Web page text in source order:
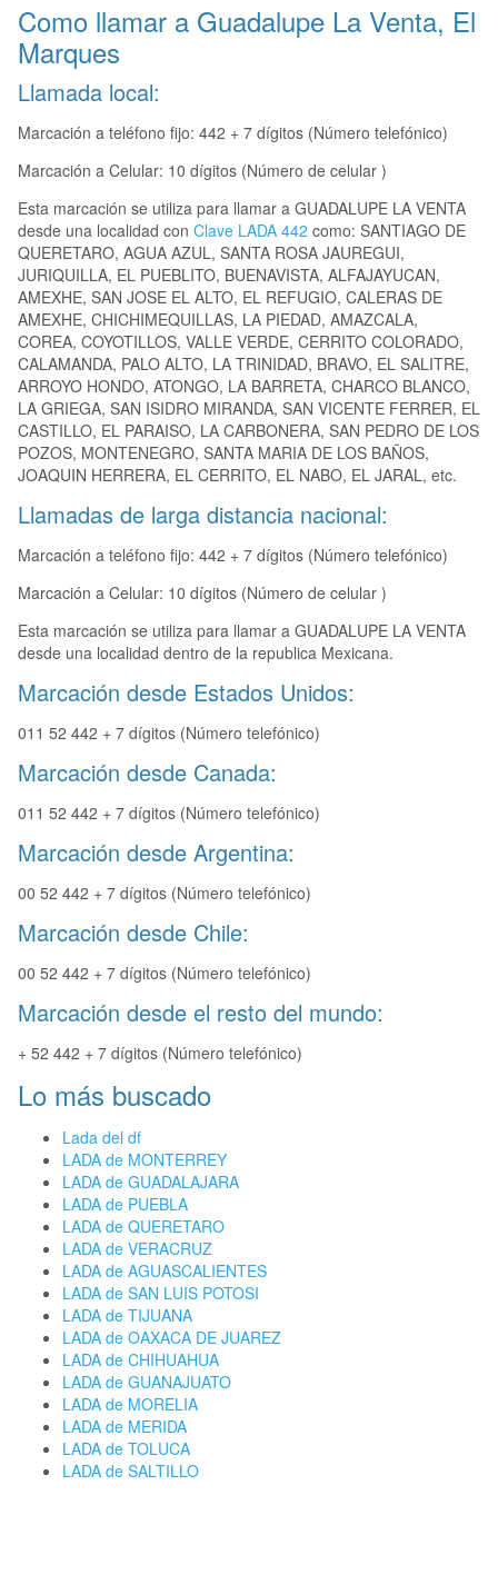
Como llamar a Guadalupe La Venta, El
Marques
Llamada local:
Marcación a teléfono fijo: 442 + 7 dígitos (Número telefónico)
Marcación a Celular: 10 dígitos (Número de celular )
Esta marcación se utiliza para llamar a GUADALUPE LA VENTA
desde una localidad con Clave LADA 442 como: SANTIAGO DE
QUERETARO, AGUA AZUL, SANTA ROSA JAUREGUI,
JURIQUILLA, EL PUEBLITO, BUENAVISTA, ALFAJAYUCAN,
AMEXHE, SAN JOSE EL ALTO, EL REFUGIO, CALERAS DE
AMEXHE, CHICHIMEQUILLAS, LA PIEDAD, AMAZCALA,
COREA, COYOTILLOS, VALLE VERDE, CERRITO COLORADO,
CALAMANDA, PALO ALTO, LA TRINIDAD, BRAVO, EL SALITRE,
ARROYO HONDO, ATONGO, LA BARRETA, CHARCO BLANCO,
LA GRIEGA, SAN ISIDRO MIRANDA, SAN VICENTE FERRER, EL
CASTILLO, EL PARAISO, LA CARBONERA, SAN PEDRO DE LOS
POZOS, MONTENEGRO, SANTA MARIA DE LOS BAÑOS,
JOAQUIN HERRERA, EL CERRITO, EL NABO, EL JARAL, etc.
Llamadas de larga distancia nacional:
Marcación a teléfono fijo: 442 + 7 dígitos (Número telefónico)
Marcación a Celular: 10 dígitos (Número de celular )
Esta marcación se utiliza para llamar a GUADALUPE LA VENTA
desde una localidad dentro de la republica Mexicana.
Marcación desde Estados Unidos:
011 52 442 + 7 dígitos (Número telefónico)
Marcación desde Canada:
011 52 442 + 7 dígitos (Número telefónico)
Marcación desde Argentina:
00 52 442 + 7 dígitos (Número telefónico)
Marcación desde Chile:
00 52 442 + 7 dígitos (Número telefónico)
Marcación desde el resto del mundo:
+ 52 442 + 7 dígitos (Número telefónico)
Lo más buscado
Lada del df
LADA de MONTERREY
LADA de GUADALAJARA
LADA de PUEBLA
LADA de QUERETARO
LADA de VERACRUZ
LADA de AGUASCALIENTES
LADA de SAN LUIS POTOSI
LADA de TIJUANA
LADA de OAXACA DE JUAREZ
LADA de CHIHUAHUA
LADA de GUANAJUATO
LADA de MORELIA
LADA de MERIDA
LADA de TOLUCA
LADA de SALTILLO